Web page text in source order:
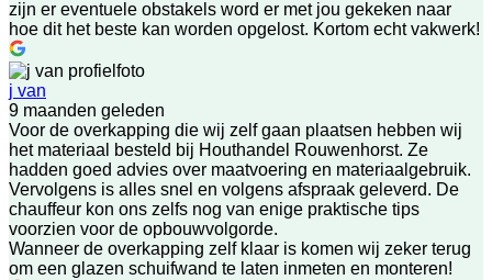
zijn er eventuele obstakels word er met jou gekeken naar
hoe dit het beste kan worden opgelost. Kortom echt vakwerk!
j van
9 maanden geleden
Voor de overkapping die wij zelf gaan plaatsen hebben wij
het materiaal besteld bij Houthandel Rouwenhorst. Ze
hadden goed advies over maatvoering en materiaalgebruik.
Vervolgens is alles snel en volgens afspraak geleverd. De
chauffeur kon ons zelfs nog van enige praktische tips
voorzien voor de opbouwvolgorde.
Wanneer de overkapping zelf klaar is komen wij zeker terug
om een glazen schuifwand te laten inmeten en monteren!